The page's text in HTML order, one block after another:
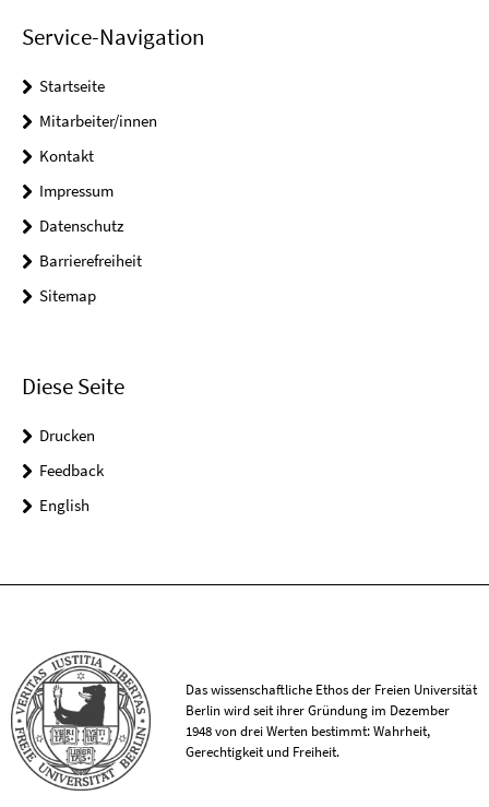
Service-Navigation
Startseite
Mitarbeiter/innen
Kontakt
Impressum
Datenschutz
Barrierefreiheit
Sitemap
Diese Seite
Drucken
Feedback
English
Das wissenschaftliche Ethos der Freien Universität
Berlin wird seit ihrer Gründung im Dezember
1948 von drei Werten bestimmt: Wahrheit,
Gerechtigkeit und Freiheit.